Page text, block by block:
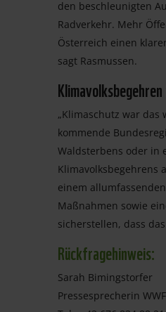
den beschleunigten
Radverkehr. Mehr
Österreich einen
sagt Rasmussen.
„Klimaschutz war
kommende
Waldsterbens oder in
Klimavolksbegehrens
einem
Maßnahmen sowie
sicherstellen, dass
Rückfragehinweis:
Sarah Bimingstorfer
Pressesprecherin